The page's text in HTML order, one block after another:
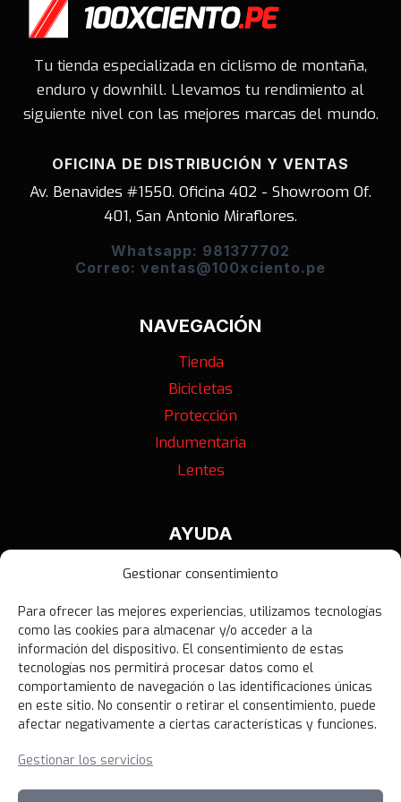
Gestionar consentimiento
Para ofrecer las mejores experiencias, utilizamos tecnologías
como las cookies para almacenar y/o acceder a la
información del dispositivo. El consentimiento de estas
tecnologías nos permitirá procesar datos como el
comportamiento de navegación o las identificaciones únicas
en este sitio. No consentir o retirar el consentimiento, puede
afectar negativamente a ciertas características y funciones.
Gestionar los servicios
Tu tienda especializada en ciclismo de montaña,
enduro y downhill. Llevamos tu rendimiento al
siguiente nivel con las mejores marcas del mundo.
OFICINA DE DISTRIBUCIÓN Y VENTAS
Av. Benavides #1550. Oficina 402 - Showroom Of.
401, San Antonio Miraflores.
Whatsapp: 981377702
Correo: ventas@100xciento.pe
NAVEGACIÓN
Tienda
Bicicletas
Protección
Indumentaria
Lentes
AYUDA
Contáctanos
Política de Privacidad
Política de Devoluciones
Libro de Reclamaciones